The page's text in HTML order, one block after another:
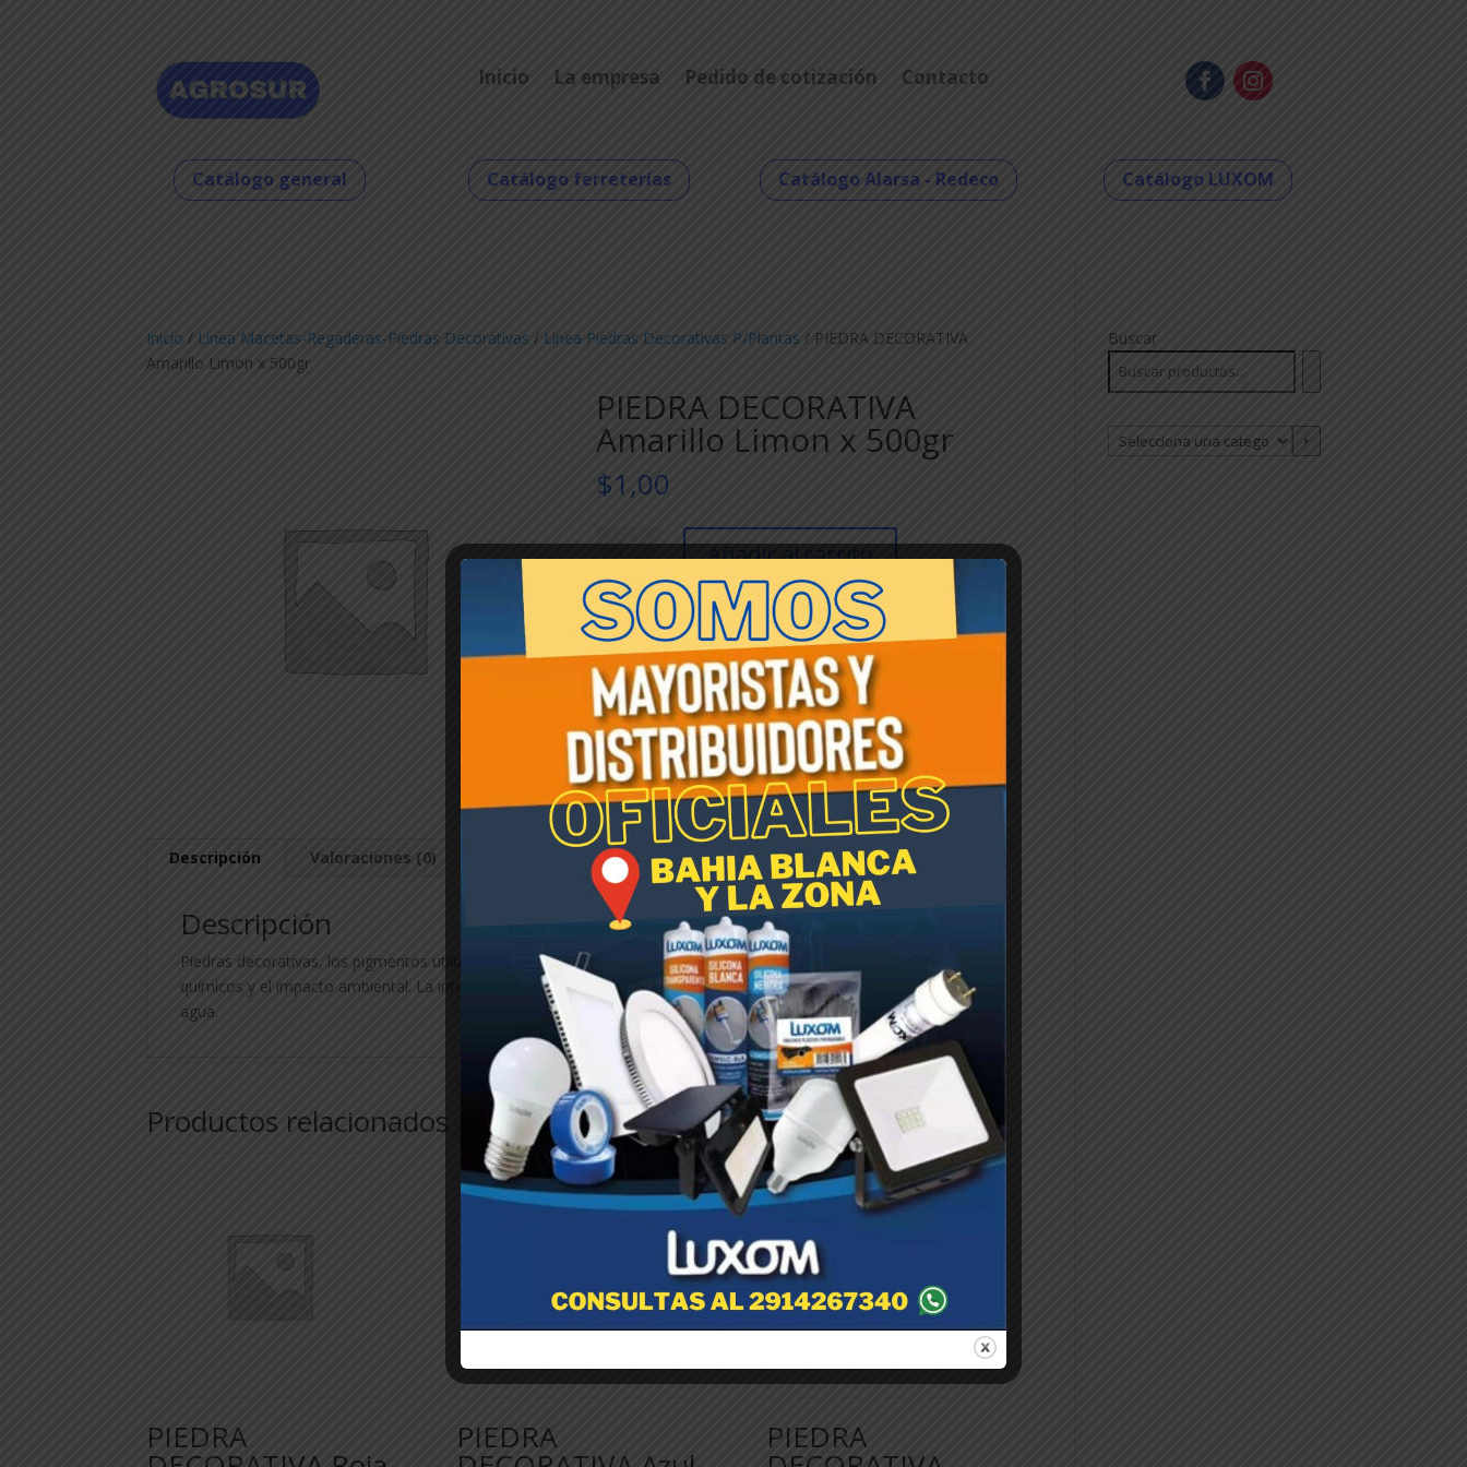
Inicio La empresa Pedido de cotización Contacto
Catálogo general Catálogo ferreterías Catálogo Alarsa - Redeco Catálogo LUXOM
Inicio / Linea Macetas-Regaderas-Piedras Decorativas / Linea Piedras Decorativas P/Plantas / PIEDRA DECORATIVA
Amarillo Limon x 500gr
PIEDRA DECORATIVA
Amarillo Limon x 500gr
$1,00
PIEDRA
DECORATIVA
Amarillo
Limon
x
500gr
cantidad
Añadir al carrito
SKU:004790 Categoría:Linea Piedras Decorativas
P/Plantas Etiqueta: Piedras decorativas
Descripción Valoraciones (0)
Descripción
Piedras decorativas, los pigmentos utilizados son 100% no tóxicos y solubles en agua, reduciendo el uso de
químicos y el impacto ambiental. La intensidad del color y el sellado, garantizan la resistencia a los rayos UV y
agua.
Productos relacionados
PIEDRA PIEDRA PIEDRA
Buscar
Selecciona
una